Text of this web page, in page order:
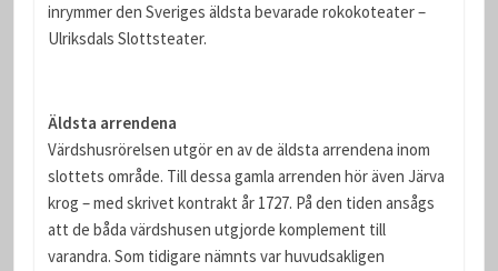
inrymmer den Sveriges äldsta bevarade rokokoteater –
Ulriksdals Slottsteater.
Äldsta arrendena
Värdshusrörelsen utgör en av de äldsta arrendena inom
slottets område. Till dessa gamla arrenden hör även Järva
krog – med skrivet kontrakt år 1727. På den tiden ansågs
att de båda värdshusen utgjorde komplement till
varandra. Som tidigare nämnts var huvudsakligen